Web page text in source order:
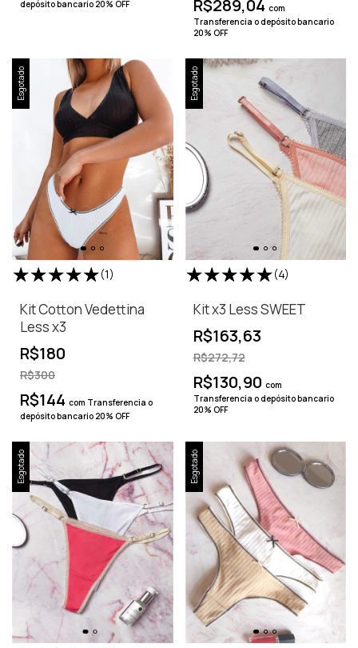
depósito bancario 20% OFF R$289,04 com
Transferencia o depósito bancario
20% OFF
Esgotado
(1)
Kit Cotton Vedettina
Less x3
R$180
R$300
R$144 com Transferencia o
depósito bancario 20% OFF
Esgotado
(4)
Kit x3 Less SWEET
R$163,63
R$272,72
R$130,90 com
Transferencia o depósito bancario
20% OFF
Esgotado Esgotado